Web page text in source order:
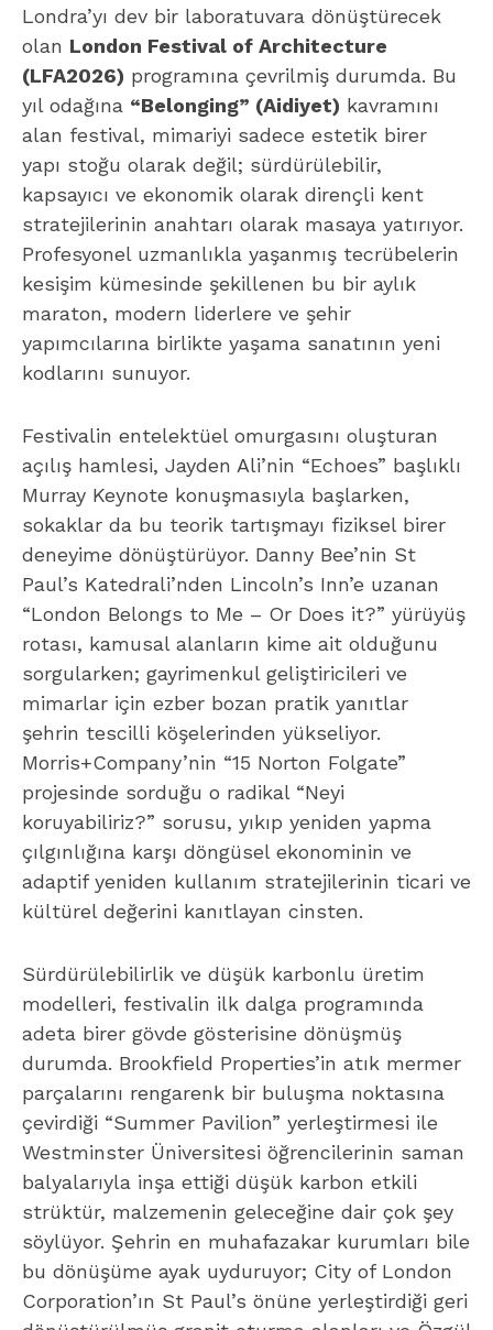
maraton, modern liderlere ve şehir
yapımcılarına birlikte yaşama sanatının yeni
kodlarını sunuyor.
Festivalin entelektüel omurgasını oluşturan
açılış hamlesi, Jayden Ali’nin “Echoes” başlıklı
Murray Keynote konuşmasıyla başlarken,
sokaklar da bu teorik tartışmayı fiziksel birer
deneyime dönüştürüyor. Danny Bee’nin St
Paul’s Katedrali’nden Lincoln’s Inn’e uzanan
“London Belongs to Me – Or Does it?” yürüyüş
rotası, kamusal alanların kime ait olduğunu
sorgularken; gayrimenkul geliştiricileri ve
şehrin tescilli köşelerinden yükseliyor.
Morris+Company’nin “15 Norton Folgate”
projesinde sorduğu o radikal “Neyi
koruyabiliriz?” sorusu, yıkıp yeniden yapma
çılgınlığına karşı döngüsel ekonominin ve
adaptif yeniden kullanım stratejilerinin ticari ve
kültürel değerini kanıtlayan cinsten.
Sürdürülebilirlik ve düşük karbonlu üretim
modelleri, festivalin ilk dalga programında
adeta birer gövde gösterisine dönüşmüş
durumda. Brookfield Properties’in atık mermer
parçalarını rengarenk bir buluşma noktasına
çevirdiği “Summer Pavilion” yerleştirmesi ile
Westminster Üniversitesi öğrencilerinin saman
balyalarıyla inşa ettiği düşük karbon etkili
strüktür, malzemenin geleceğine dair çok şey
bu dönüşüme ayak uyduruyor; City of London
Corporation’ın St Paul’s önüne yerleştirdiği geri
dönüştürülmüş granit oturma alanları ve Özgül
Öztürk’ün ziyaretçi hikayeleriyle şekillenen
kerpiç tuğlalardan oluşan “Belonging Is Built
Here” enstalasyonu, kadim malzemelerin
modern şehre nasıl can suyu olabileceğini
gösteriyor.
Geleceğin akıllı ve güvenli şehirlerini
tasarlarken kamusal altyapının ne denli kritik
bir rol oynadığını ise Transport for London